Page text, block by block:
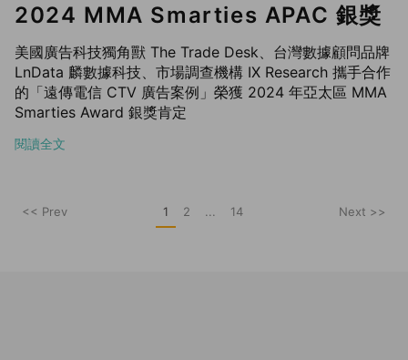
2024 MMA Smarties APAC 銀獎
美國廣告科技獨角獸 The Trade Desk、台灣數據顧問品牌
LnData 麟數據科技、市場調查機構 IX Research 攜手合作
的「遠傳電信 CTV 廣告案例」榮獲 2024 年亞太區 MMA
Smarties Award 銀獎肯定
閱讀全文
<< Prev 1 2 ... 14 Next >>